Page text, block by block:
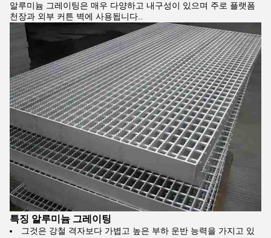
알루미늄 그레이팅은 매우 다양하고 내구성이 있으며 주로 플랫폼
천장과 외부 커튼 벽에 사용됩니다..
특징 알루미늄 그레이팅
그것은 강철 격자보다 가볍고 높은 부하 운반 능력을 가지고 있